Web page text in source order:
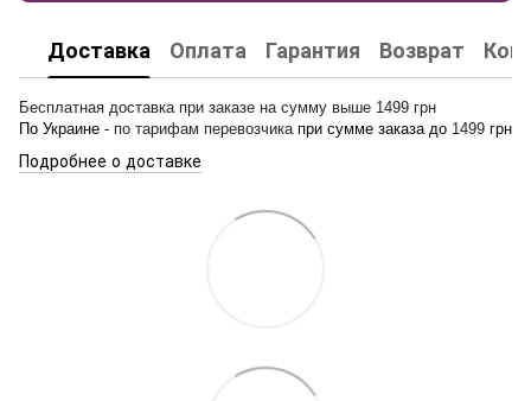
Доставка Оплата Гарантия Возврат
Бесплатная доставка при заказе на сумму выше 1499 грн
По Украине - по тарифам перевозчика при сумме заказа до 1499 грн
Подробнее о доставке